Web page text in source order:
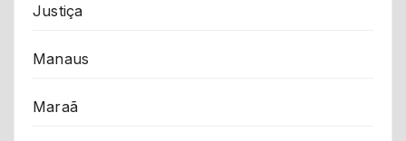
Justiça
Manaus
Maraã